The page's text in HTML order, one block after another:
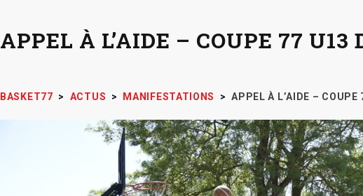
APPEL À L’AIDE – COUPE 77
BASKET77 > ACTUS > MANIFESTATIONS > APPEL À L’AIDE –